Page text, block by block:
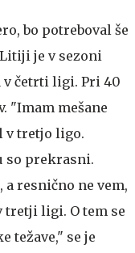
bo potreboval še
je v sezoni
v četrti ligi. Pri 40
"Imam mešane
v tretjo ligo.
so prekrasni.
a resnično ne vem,
tretji ligi. O tem se
težave," se je